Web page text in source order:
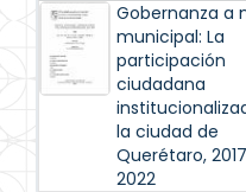
Gobernanza a
municipal: La
participación
ciudadana
la ciudad de
Querétaro,
2022